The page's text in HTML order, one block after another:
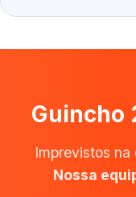
Guincho
Imprevistos
Nossa